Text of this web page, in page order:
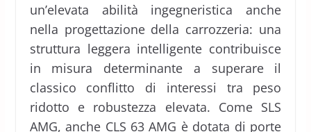
un’elevata abilità ingegneristica anche
nella progettazione della carrozzeria: una
struttura leggera intelligente contribuisce
in misura determinante a superare il
classico conflitto di interessi tra peso
ridotto e robustezza elevata. Come SLS
AMG, anche CLS 63 AMG è dotata di porte